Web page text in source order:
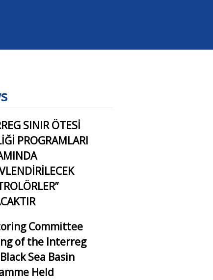
SINIR ÖTESİ
PROGRAMLARI
Committee
of the Interreg
Sea Basin
Held